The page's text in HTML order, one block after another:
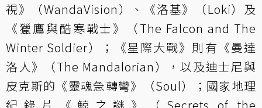
視》（WandaVision）、《洛基》（Loki）及
《獵鷹與酷寒戰士》（The Falcon and The
Winter Soldier）；《星際大戰》則有《曼達
洛人》（The Mandalorian），以及迪士尼與
皮克斯的《靈魂急轉彎》（Soul）；國家地理